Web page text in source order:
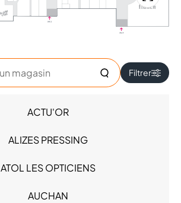
Filtrer
ACTU'OR
ALIZES PRESSING
ATOL LES OPTICIENS
AUCHAN
Accessoires - Bijoux (4)
Chaussures (2)
Loisirs (1)